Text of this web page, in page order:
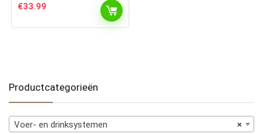
€33.99
Productcategorieën
×
Voer- en drinksystemen